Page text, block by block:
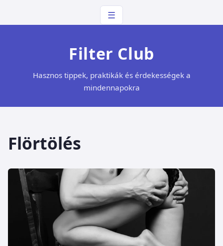
☰
Filter Club
Hasznos tippek, praktikák és érdekességek a
mindennapokra
Flörtölés